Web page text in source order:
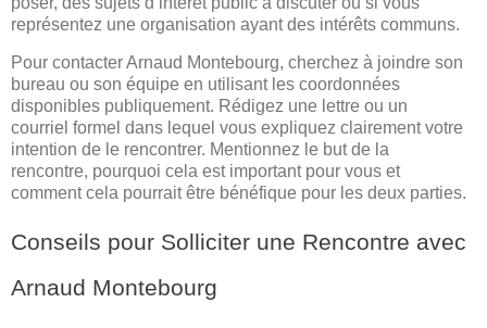
représentez une organisation ayant des intérêts communs.
Pour contacter Arnaud Montebourg, cherchez à joindre son
bureau ou son équipe en utilisant les coordonnées
disponibles publiquement. Rédigez une lettre ou un
courriel formel dans lequel vous expliquez clairement votre
intention de le rencontrer. Mentionnez le but de la
rencontre, pourquoi cela est important pour vous et
comment cela pourrait être bénéfique pour les deux parties.
Conseils pour Solliciter une Rencontre avec
Arnaud Montebourg